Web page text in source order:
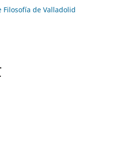
de Valladolid